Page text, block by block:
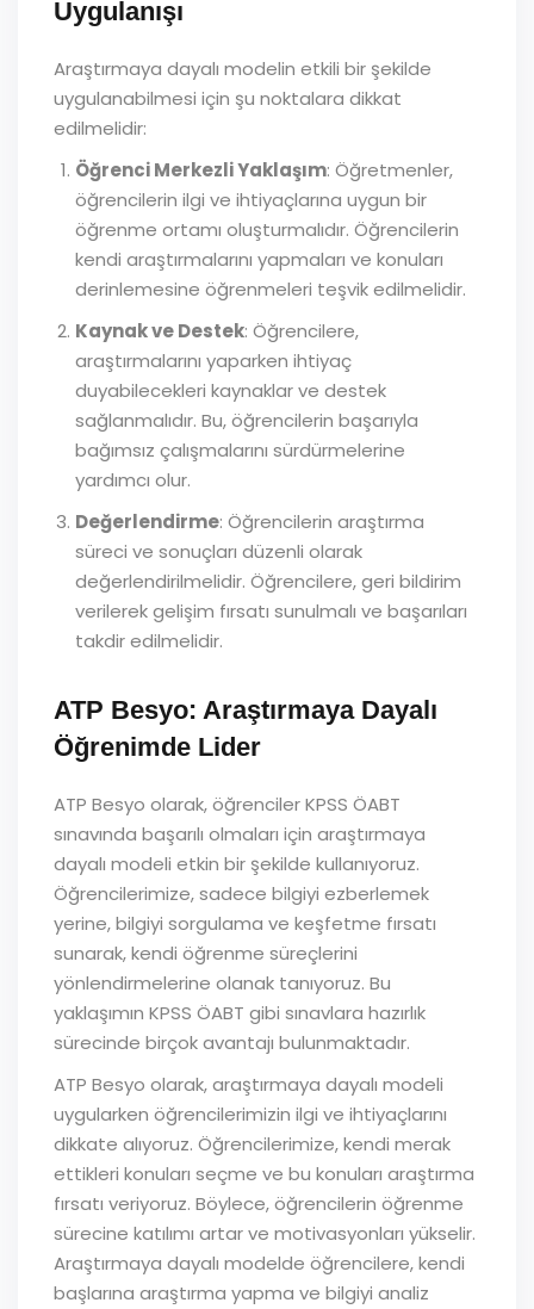
Uygulanışı
Araştırmaya dayalı modelin etkili bir şekilde
uygulanabilmesi için şu noktalara dikkat
edilmelidir:
Öğrenci Merkezli Yaklaşım: Öğretmenler,
öğrencilerin ilgi ve ihtiyaçlarına uygun bir
öğrenme ortamı oluşturmalıdır. Öğrencilerin
kendi araştırmalarını yapmaları ve konuları
derinlemesine öğrenmeleri teşvik edilmelidir.
Kaynak ve Destek: Öğrencilere,
araştırmalarını yaparken ihtiyaç
duyabilecekleri kaynaklar ve destek
sağlanmalıdır. Bu, öğrencilerin başarıyla
bağımsız çalışmalarını sürdürmelerine
yardımcı olur.
Değerlendirme: Öğrencilerin araştırma
süreci ve sonuçları düzenli olarak
değerlendirilmelidir. Öğrencilere, geri bildirim
verilerek gelişim fırsatı sunulmalı ve başarıları
takdir edilmelidir.
ATP Besyo: Araştırmaya Dayalı
Öğrenimde Lider
ATP Besyo olarak, öğrenciler KPSS ÖABT
sınavında başarılı olmaları için araştırmaya
dayalı modeli etkin bir şekilde kullanıyoruz.
Öğrencilerimize, sadece bilgiyi ezberlemek
yerine, bilgiyi sorgulama ve keşfetme fırsatı
sunarak, kendi öğrenme süreçlerini
yönlendirmelerine olanak tanıyoruz. Bu
yaklaşımın KPSS ÖABT gibi sınavlara hazırlık
sürecinde birçok avantajı bulunmaktadır.
ATP Besyo olarak, araştırmaya dayalı modeli
uygularken öğrencilerimizin ilgi ve ihtiyaçlarını
dikkate alıyoruz. Öğrencilerimize, kendi merak
ettikleri konuları seçme ve bu konuları araştırma
fırsatı veriyoruz. Böylece, öğrencilerin öğrenme
sürecine katılımı artar ve motivasyonları yükselir.
Araştırmaya dayalı modelde öğrencilere, kendi
başlarına araştırma yapma ve bilgiyi analiz